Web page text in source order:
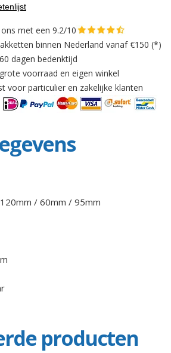
met een 9.2/10
binnen Nederland vanaf €150 (*)
dagen bedenktijd
voorraad en eigen winkel
voor particulier en zakelijke klanten
/ 60mm / 95mm
producten